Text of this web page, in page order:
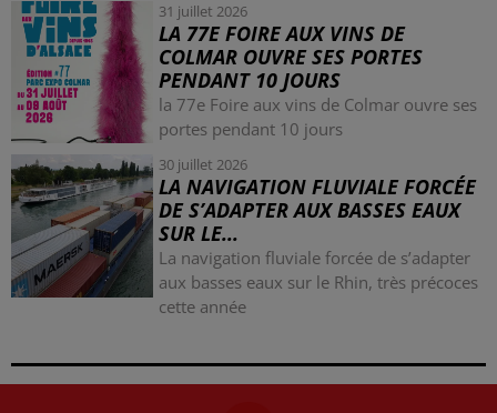
31 juillet 2026
LA 77E FOIRE AUX VINS DE
COLMAR OUVRE SES PORTES
PENDANT 10 JOURS
la 77e Foire aux vins de Colmar ouvre ses
portes pendant 10 jours
30 juillet 2026
LA NAVIGATION FLUVIALE FORCÉE
DE S’ADAPTER AUX BASSES EAUX
SUR LE...
La navigation fluviale forcée de s’adapter
aux basses eaux sur le Rhin, très précoces
cette année